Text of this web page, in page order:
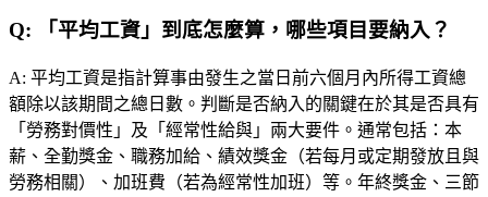
Q: 「平均工資」到底怎麼算，哪些項目要納入？
A: 平均工資是指計算事由發生之當日前六個月內所得工資總
額除以該期間之總日數。判斷是否納入的關鍵在於其是否具有
「勞務對價性」及「經常性給與」兩大要件。通常包括：本
薪、全勤獎金、職務加給、績效獎金（若每月或定期發放且與
勞務相關）、加班費（若為經常性加班）等。年終獎金、三節